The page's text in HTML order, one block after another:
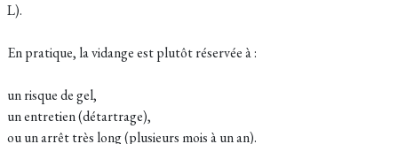
L).
En pratique, la vidange est plutôt réservée à :
un risque de gel,
un entretien (détartrage),
ou un arrêt très long (plusieurs mois à un an).